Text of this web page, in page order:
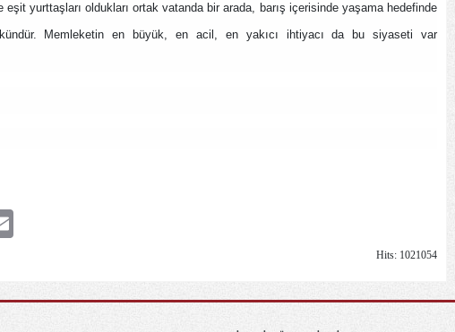
yurttaşları oldukları ortak vatanda bir arada, barış içerisinde yaşama hedefinde
Memleketin en büyük, en acil, en yakıcı ihtiyacı da bu siyaseti var
Hits: 1021054